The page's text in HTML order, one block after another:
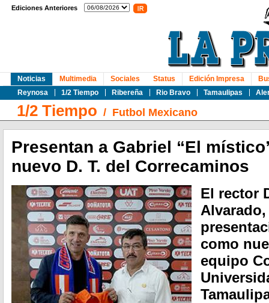
Ediciones Anteriores
Noticias
Reynosa
1/2 Tiempo Ribereña Rio Bravo Tamaulipas
Multimedia Sociales Status Edición Impresa
1/2 Tiempo / Futbol Mexicano
Presentan a Gabriel “El
nuevo D. T. del Correcaminos
El rector
como
equipo